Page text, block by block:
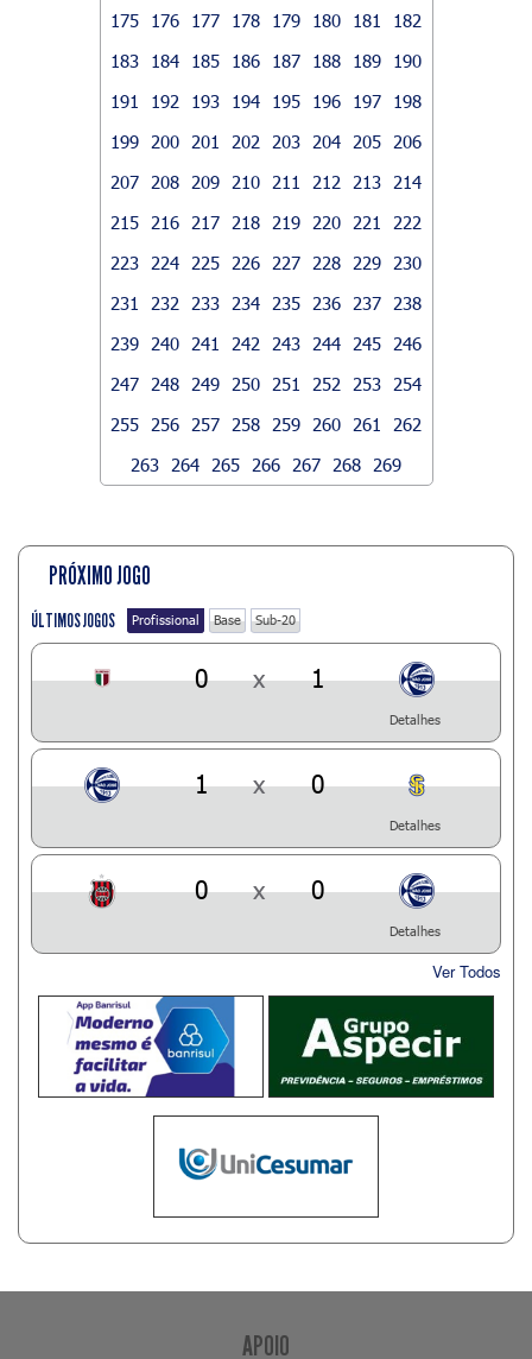
175
176 177 178 179 180 181
182
183
184 185 186 187 188 189
190
191
192 193 194 195 196 197
198
199
200 201 202 203 204 205
206
207
208 209 210 211 212 213
214
215
216 217 218 219 220 221
222
223
224 225 226 227 228 229
230
231
232 233 234 235 236 237
238
239
240 241 242 243 244 245
246
247
248 249 250 251 252 253
254
255
256 257 258 259 260 261
262
263
264 265 266 267 268 269
PRÓXIMO JOGO
ÚLTIMOS JOGOS Profissional Base Sub-20
0 x 1
Detalhes
1 x 0
Detalhes
0 x 0
Detalhes
Ver Todos
APOIO